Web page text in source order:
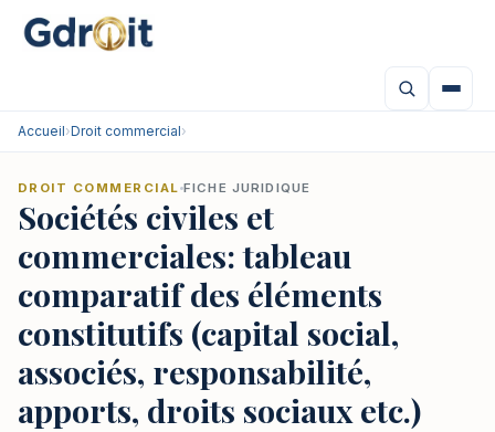
Accueil›Droit commercial›
DROIT COMMERCIAL FICHE JURIDIQUE
Sociétés civiles et
commerciales: tableau
comparatif des éléments
constitutifs (capital social,
associés, responsabilité,
apports, droits sociaux etc.)